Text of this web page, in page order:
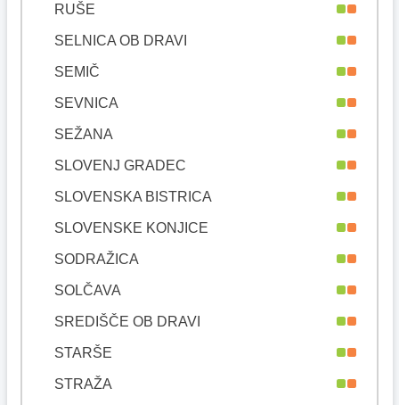
RUŠE
SELNICA OB DRAVI
SEMIČ
SEVNICA
SEŽANA
SLOVENJ GRADEC
SLOVENSKA BISTRICA
SLOVENSKE KONJICE
SODRAŽICA
SOLČAVA
SREDIŠČE OB DRAVI
STARŠE
STRAŽA